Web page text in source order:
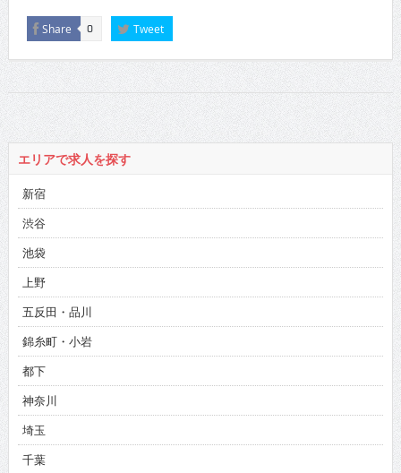
Share 0 Tweet
エリアで求人を探す
新宿
渋谷
池袋
上野
五反田・品川
錦糸町・小岩
都下
神奈川
埼玉
千葉